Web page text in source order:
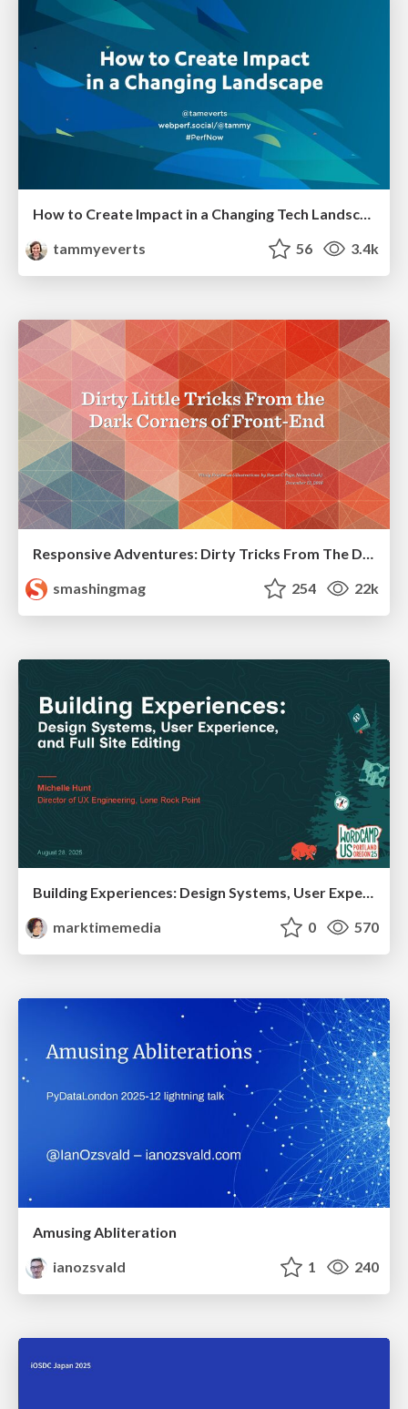
How to Create Impact in a Changing Tech Landscape [PerfNow 2023]
tammyeverts
56 3.4k
Responsive Adventures: Dirty Tricks From The Dark Corners of Front-End
smashingmag
254 22k
Building Experiences: Design Systems, User Experience, and Full Site Editing
marktimemedia
0 570
Amusing Abliteration
ianozsvald
1 240